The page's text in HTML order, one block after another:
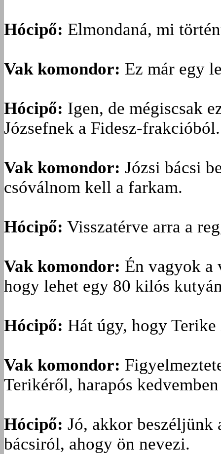
Hócipő: Elmondaná, mi
Vak komondor: Ez már egy
Hócipő: Igen, de mégiscsak
Józsefnek a Fidesz-
Vak komondor: Józsi bácsi
csóválnom kell a farkam.
Hócipő: Visszatérve arra a
Vak komondor: Én vagyok a
hogy lehet egy 80 kilós
Hócipő: Hát úgy, hogy
Vak komondor:
Terikéről, harapós
Hócipő: Jó, akkor beszéljünk
bácsiról, ahogy ön nevezi.